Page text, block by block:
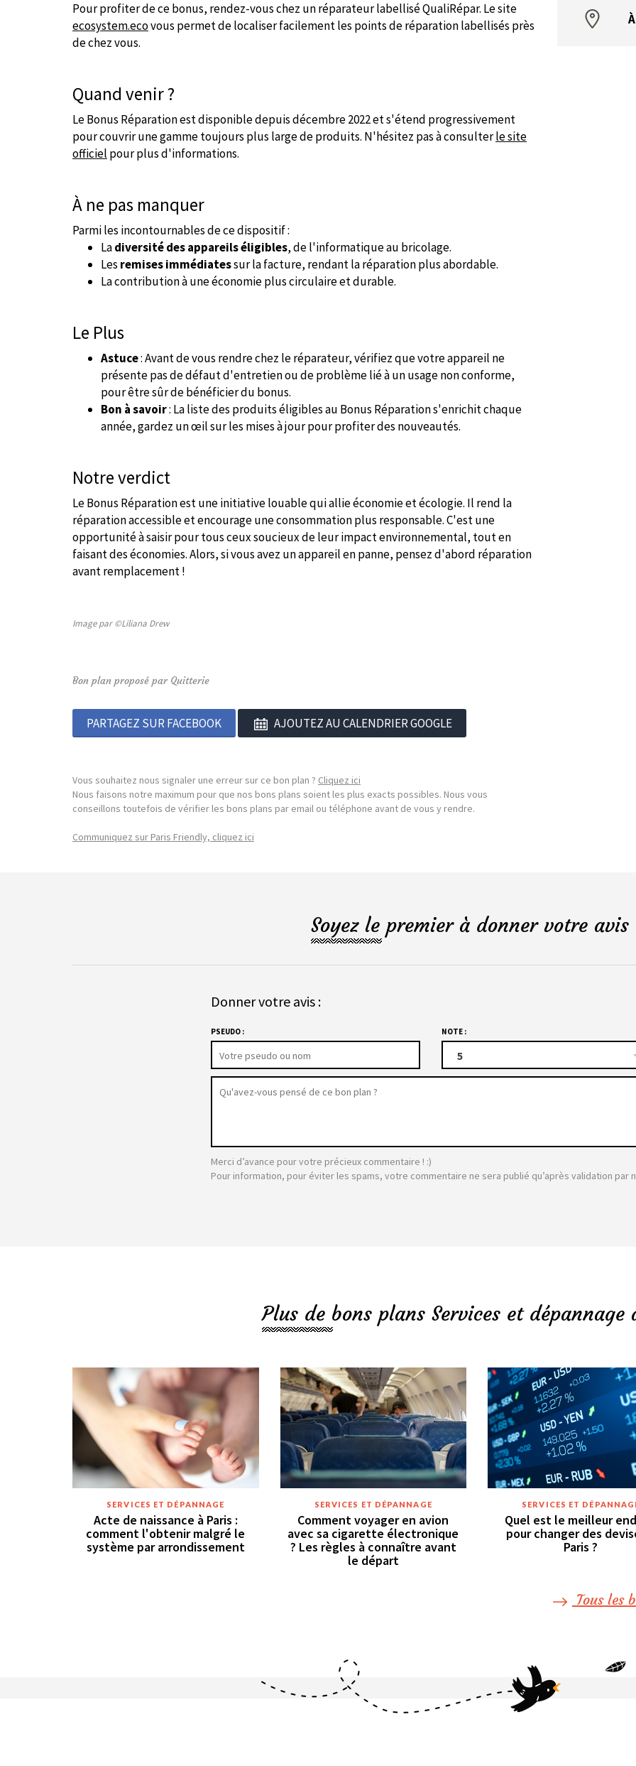
Pour profiter de ce bonus, rendez-vous chez un réparateur labellisé QualiRépar. Le site
ecosystem.ecovous permet de localiser facilement les points de réparation labellisés près
de chez vous.
Quand venir ?
Le Bonus Réparation est disponible depuis décembre 2022 et s'étend progressivement
pour couvrir une gamme toujours plus large de produits. N'hésitez pas à consulterle site
officiel pour plus d'informations.
À ne pas manquer
Parmi les incontournables de ce dispositif :
Ladiversité des appareils éligibles, de l'informatique au bricolage.
Les remises immédiatessur la facture, rendant la réparation plus abordable.
La contribution à une économie plus circulaire et durable.
Le Plus
Astuce: Avant de vous rendre chez le réparateur, vérifiez que votre appareil ne
présente pas de défaut d'entretien ou de problème lié à un usage non conforme,
pour être sûr de bénéficier du bonus.
Bon à savoir: La liste des produits éligibles au Bonus Réparation s'enrichit chaque
année, gardez un œil sur les mises à jour pour profiter des nouveautés.
Notre verdict
Le Bonus Réparation est une initiative louable qui allie économie et écologie. Il rend la
réparation accessible et encourage une consommation plus responsable. C'est une
opportunité à saisir pour tous ceux soucieux de leur impact environnemental, tout en
faisant des économies. Alors, si vous avez un appareil en panne, pensez d'abord réparation
avant remplacement !
Image par ©Liliana Drew
Bon plan proposé par Quitterie
PARTAGEZ SUR FACEBOOK AJOUTEZ AU CALENDRIER GOOGLE
Vous souhaitez nous signaler une erreur sur ce bon plan ? Cliquez ici
Nous faisons notre maximum pour que nos bons plans soient les plus exacts possibles. Nous vous
conseillons toutefois de vérifier les bons plans par email ou téléphone avant de vous y rendre.
Communiquez sur Paris Friendly, cliquez ici
Soyez le premier à donner votre
Donner votre avis :
PSEUDO : NOTE :
5
Merci d’avance pour votre précieux commentaire ! :)
Pour information, pour éviter les spams, votre commentaire ne sera publié qu’après validation par
Plus de bons plans Services et dépannage
SERVICES ET DÉPANNAGE
Acte de naissance à Paris :
comment l'obtenir malgré le
système par arrondissement
SERVICES ET DÉPANNAGE
Comment voyager en avion
avec sa cigarette électronique
? Les règles à connaître avant
le départ
SERVICES ET
Quel est le meilleur
pour changer des
Paris ?
Tous les